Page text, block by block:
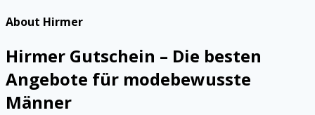
About Hirmer
Hirmer Gutschein – Die besten
Angebote für modebewusste
Männer